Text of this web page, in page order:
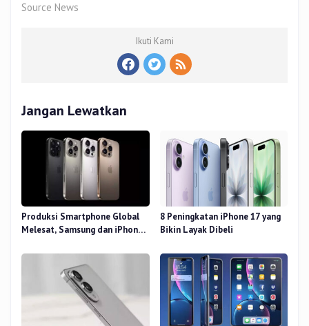
Source News
Ikuti Kami
Jangan Lewatkan
Produksi Smartphone Global
Melesat, Samsung dan iPhone
8 Peningkatan iPhone 17 yang
Bikin Layak Dibeli